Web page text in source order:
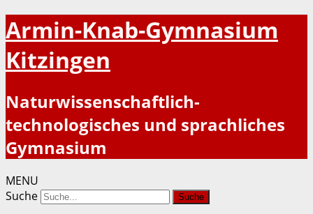
Armin-Knab-Gymnasium
Kitzingen
Naturwissenschaftlich-
technologisches und sprachliches
Gymnasium
MENU
Suche